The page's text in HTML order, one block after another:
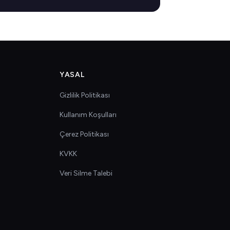
YASAL
Gizlilik Politikası
Kullanım Koşulları
Çerez Politikası
KVKK
Veri Silme Talebi